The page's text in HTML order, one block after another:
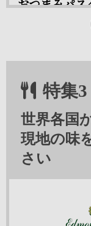
レンジで1分！
「ガリシア産たこ
付属のトレーに入
に一品料理が楽し
リックのうまみが
⇒
おつまみパス
「ワイン専用おつ
カリ！サク！
ラムセモリナ」
を参考に、ワイン
特集3
世界各国
現地の味
さい